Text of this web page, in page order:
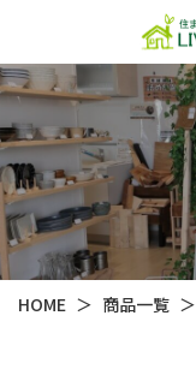
HOME ＞ 商品一覧 ＞